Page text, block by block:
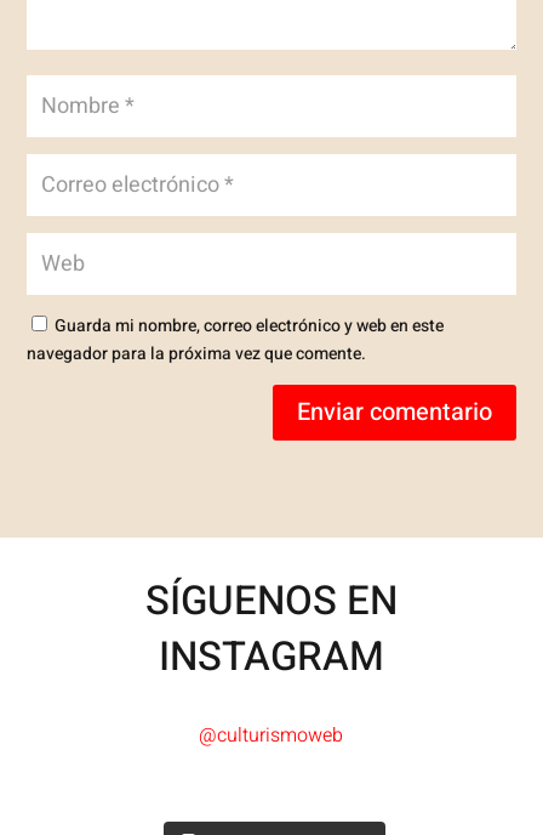
Guarda mi nombre, correo electrónico y web en este
navegador para la próxima vez que comente.
Enviar comentario
SÍGUENOS EN
INSTAGRAM
@culturismoweb